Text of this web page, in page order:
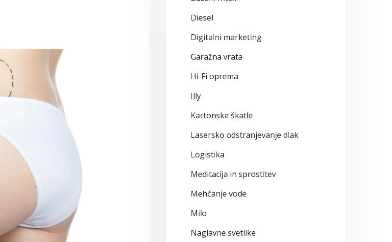
Diesel
Digitalni marketing
Garažna vrata
Hi-Fi oprema
Illy
Kartonske škatle
Lasersko odstranjevanje dlak
Logistika
Meditacija in sprostitev
Mehčanje vode
Milo
Naglavne svetilke